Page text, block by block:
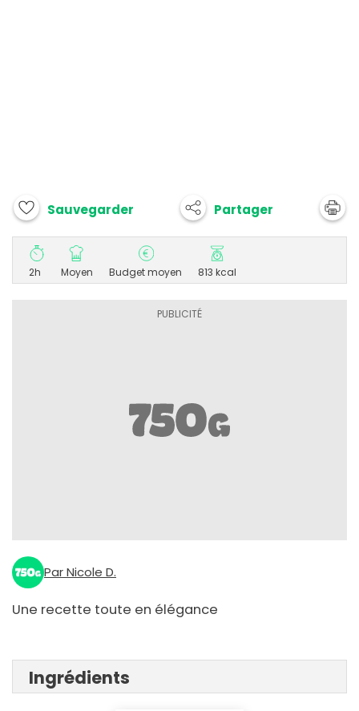
Sauvegarder Partager
2h Moyen Budget moyen 813 kcal
Par Nicole D.
Une recette toute en élégance
Ingrédients